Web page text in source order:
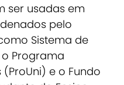
ser usadas em
pelo
Sistema de
o Programa
e o Fundo